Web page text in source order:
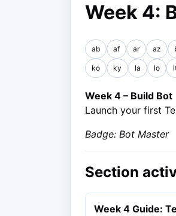
Week 4:
ab af ar az
ko ky la lo
Week 4 – Build Bot
Launch your first
Badge: Bot Master
Section
Week 4 Guide: